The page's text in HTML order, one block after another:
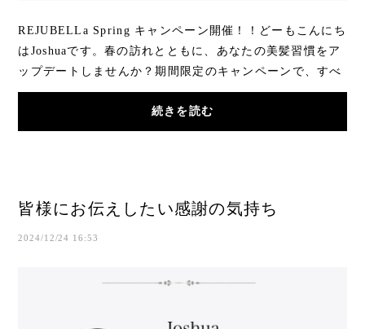
REJUBELLa Spring キャンペーン開催！！どーもこんにち
はJoshuaです。春の訪れとともに、あなたの美髪習慣をア
ップデートしませんか？期間限定のキャンペーンで、すべ
ての商品が【10％OFF】になる特別なチャンス...
続きを読む
皆様にお伝えしたい感謝の気持ち
2024/12/24 16:53